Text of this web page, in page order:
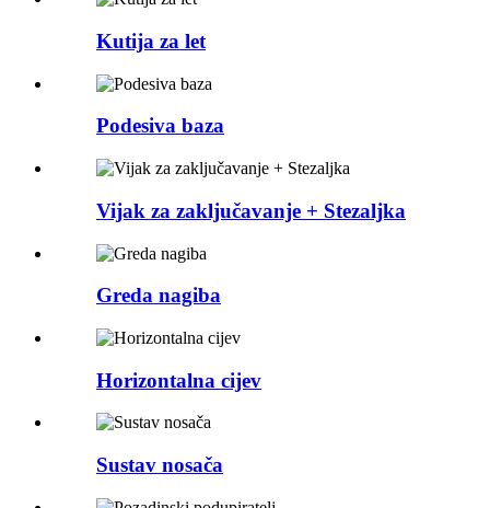
Kutija za let
Podesiva baza
Vijak za zaključavanje + Stezaljka
Greda nagiba
Horizontalna cijev
Sustav nosača